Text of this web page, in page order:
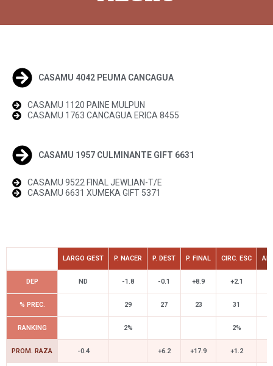
CASAMU 4042 PEUMA CANCAGUA
CASAMU 1120 PAINE MULPUN
CASAMU 1763 CANCAGUA ERICA 8455
CASAMU 1957 CULMINANTE GIFT 6631
CASAMU 9522 FINAL JEWLIAN-T/E
CASAMU 6631 XUMEKA GIFT 5371
LARGO GEST P. NACER P. DEST P. FINAL CIRC. ESC
DEP ND -1.8 -0.1 +8.9 +2.1
% PREC. 29 27 23 31
RANKING 2% 2%
PROM. RAZA -0.4 +6.2 +17.9 +1.2